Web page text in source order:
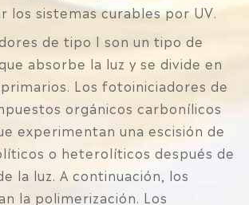
los sistemas curables por UV.
de tipo I son un tipo de
absorbe la luz y se divide en
Los fotoiniciadores de
orgánicos carbonílicos
experimentan una escisión de
o heterolíticos después de
la luz. A continuación, los
la polimerización. Los